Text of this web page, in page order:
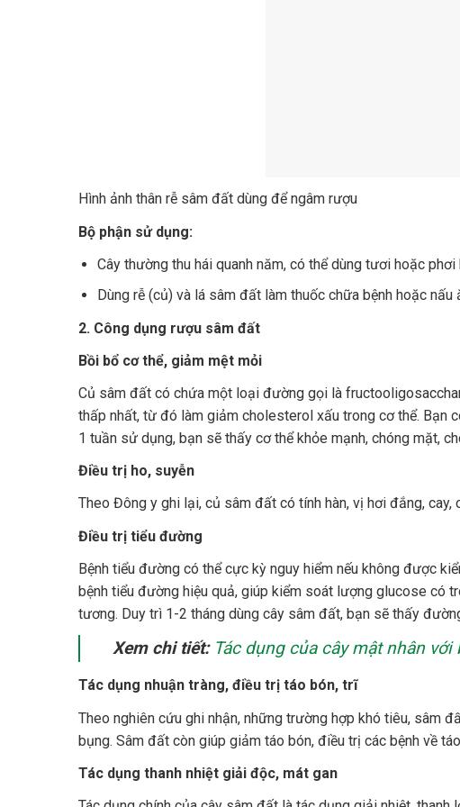
Hình ảnh thân rễ sâm đất dùng để ngâm rượu
Bộ phận sử dụng:
Cây thường thu hái quanh năm, có thể dùng tươi hoặc phơi
Dùng rễ (củ) và lá sâm đất làm thuốc chữa bệnh hoặc nấu
2. Công dụng rượu sâm đất
Bồi bổ cơ thể, giảm mệt mỏi
Củ sâm đất có chứa một loại đường gọi là
thấp nhất, từ đó làm giảm cholesterol xấu trong cơ thể. Bạn
1 tuần sử dụng, bạn sẽ thấy cơ thể khỏe mạnh, chóng mặt,
Điều trị ho, suyễn
Theo Đông y ghi lại, củ sâm đất có tính hàn, vị hơi đắng,
Điều trị tiểu đường
Bệnh tiểu đường có thể cực kỳ nguy hiểm nếu không được
bệnh tiểu đường hiệu quả, giúp kiểm soát lượng glucose có
tương. Duy trì 1-2 tháng dùng cây sâm đất, bạn sẽ thấy
Xem chi tiết: Tác dụng của cây mật nhân
Tác dụng nhuận tràng, điều trị táo bón, trĩ
Theo nghiên cứu ghi nhận, những trường hợp khó tiêu, sâm
bụng. Sâm đất còn giúp giảm táo bón, điều trị các bệnh về
Tác dụng thanh nhiệt giải độc, mát gan